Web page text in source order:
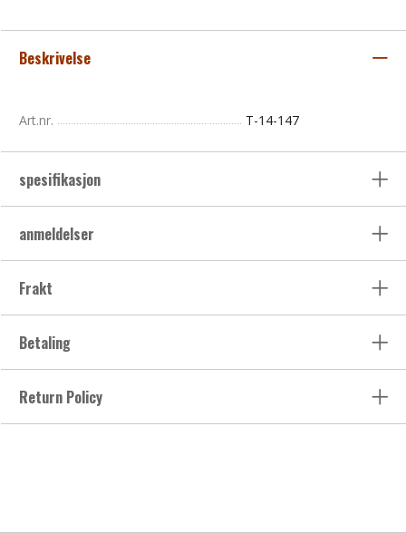
Beskrivelse
Art.nr. T-14-147
spesifikasjon
anmeldelser
Frakt
Betaling
Return Policy